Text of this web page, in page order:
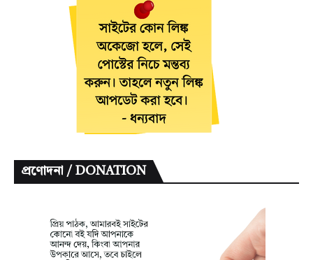
প্রণোদনা / DONATION